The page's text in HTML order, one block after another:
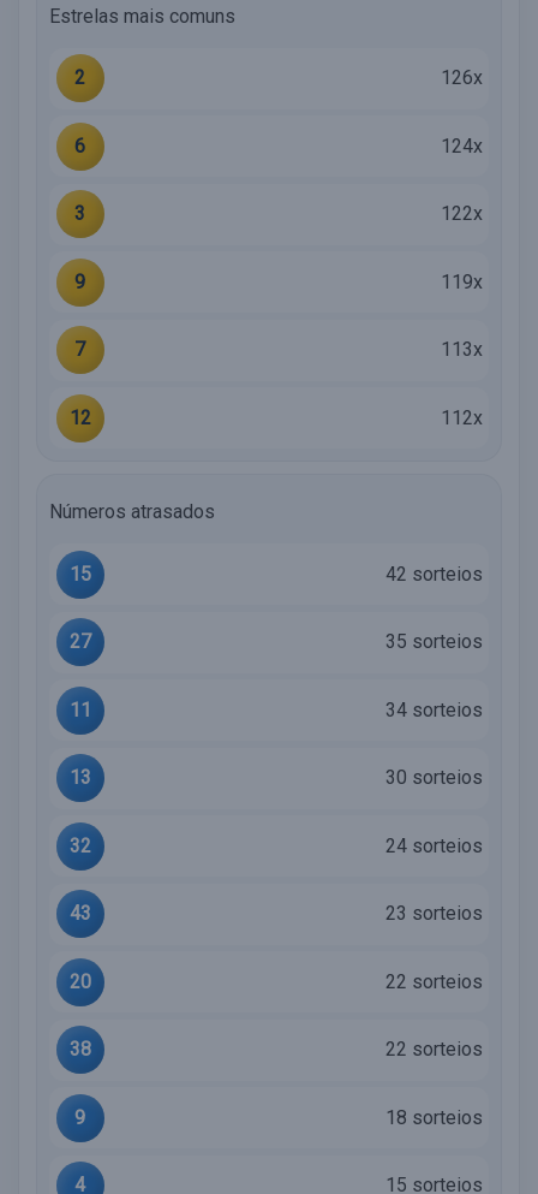
Estrelas mais comuns
2 126x
6 124x
3 122x
9 119x
7 113x
12 112x
Números atrasados
15 42 sorteios
27 35 sorteios
11 34 sorteios
13 30 sorteios
32 24 sorteios
43 23 sorteios
20 22 sorteios
38 22 sorteios
9 18 sorteios
4 15 sorteios